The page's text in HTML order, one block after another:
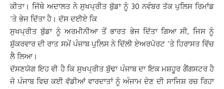
ਕੀਤਾ। ਜਿੱਥੇ ਅਦਾਲਤ ਨੇ ਸੁਖਪ੍ਰੀਤ ਬੁੱਡਾ ਨੂੰ 30 ਨਵੰਬਰ ਤੱਕ ਪੁਲਿਸ ਰਿਮਾਂਡ
‘ਤੇ ਭੇਜ ਦਿੱਤਾ ਹੈ। ਦੱਸ ਦਈਏ ਕਿ
ਸੁਖਪ੍ਰੀਤ ਬੁੱਡਾ ਨੂੰ ਅਰਮੀਨੀਆ ਤੋਂ ਭਾਰਤ ਭੇਜ ਦਿੱਤਾ ਗਿਆ ਸੀ, ਜਿਸ ਨੂੰ
ਸ਼ੁੱਕਰਵਾਰ ਦੀ ਰਾਤ ਸਮੇਂ ਪੰਜਾਬ ਪੁਲਿਸ ਨੇ ਦਿੱਲੀ ਏਅਰਪੋਰਟ ‘ਤੇ ਹਿਰਾਸਤ ਵਿੱਚ
ਲੈ ਲਿਆ।
ਦੱਸਣਯੋਗ ਇਹ ਵੀ ਹੈ ਕਿ ਸੁਖਪ੍ਰੀਤ ਬੁੱਢਾ ਪੰਜਾਬ ਦਾ ਇਕ ਮਸ਼ਹੂਰ ਗੈਂਗਸਟਰ ਹੈ
ਜੋ ਪੰਜਾਬ ਵਿਚ ਕਈ ਵੱਡੀਆਂ ਵਾਰਦਾਤਾਂ ਨੂੰ ਅੰਜਾਮ ਦੇਣ ਦੀ ਸਾਜਿਸ਼ ਰਚ ਰਿਹਾ